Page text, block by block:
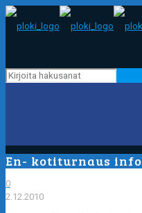
En- kotiturnaus info
0
2.12.2010